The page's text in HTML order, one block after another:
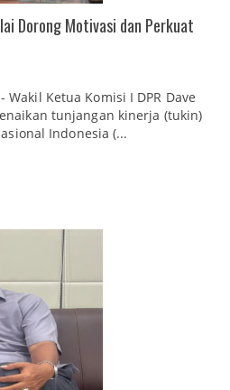
Dorong Motivasi dan Perkuat
- Wakil Ketua Komisi I DPR Dave
tunjangan kinerja (tukin)
Indonesia (...